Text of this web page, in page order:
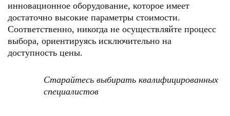
инновационное оборудование, которое имеет
достаточно высокие параметры стоимости.
Соответственно, никогда не осуществляйте процесс
выбора, ориентируясь исключительно на
доступность цены.
Старайтесь выбирать квалифицированных
специалистов